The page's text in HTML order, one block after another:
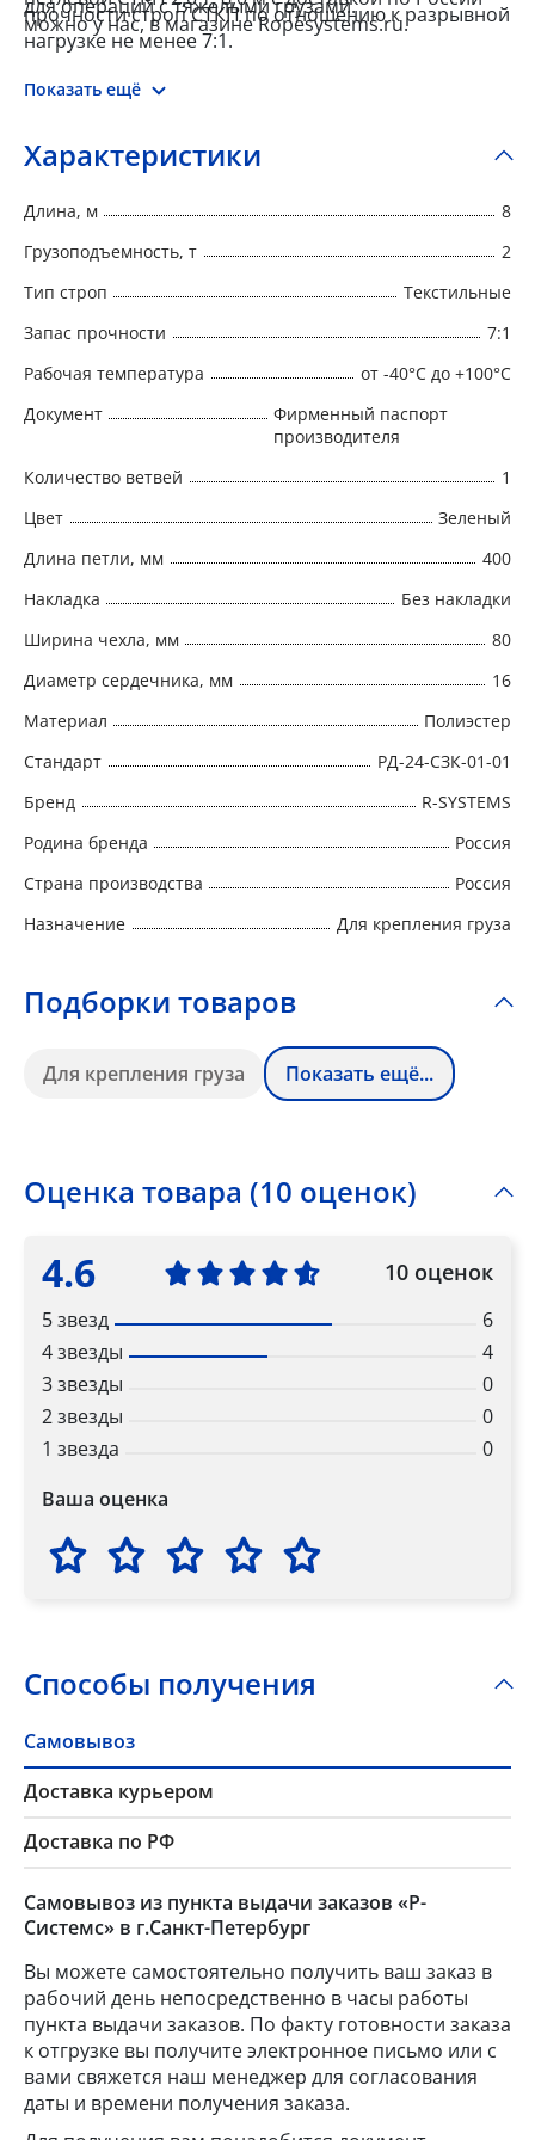
прочности строп СТКП по отношению к разрывной
нагрузке не менее 7:1.
для операций с тяжелыми грузами.
можно у нас, в магазине Ropesystems.ru.
Показать ещё
Характеристики
Длина, м
8
Грузоподъемность, т
2
Тип строп
Текстильные
Запас прочности
7:1
Рабочая температура
от -40°C до +100°C
Документ
Фирменный паспорт
производителя
Количество ветвей
1
Цвет
Зеленый
Длина петли, мм
400
Накладка
Без накладки
Ширина чехла, мм
80
Диаметр сердечника, мм
16
Материал
Полиэстер
Стандарт
РД-24-СЗК-01-01
Бренд
R-SYSTEMS
Родина бренда
Россия
Страна производства
Россия
Назначение
Для крепления груза
Подборки товаров
Для крепления груза Показать ещё...
Оценка товара (10 оценок)
4.6 10 оценок
5 звезд
6
4 звезды
4
3 звезды
0
2 звезды
0
1 звезда
0
Ваша оценка
Способы получения
Самовывоз
Доставка курьером
Доставка по РФ
Самовывоз из пункта выдачи заказов «Р-
Системс» в г.Санкт-Петербург
Вы можете самостоятельно получить ваш заказ в
рабочий день непосредственно в часы работы
пункта выдачи заказов. По факту готовности заказа
к отгрузке вы получите электронное письмо или с
вами свяжется наш менеджер для согласования
даты и времени получения заказа.